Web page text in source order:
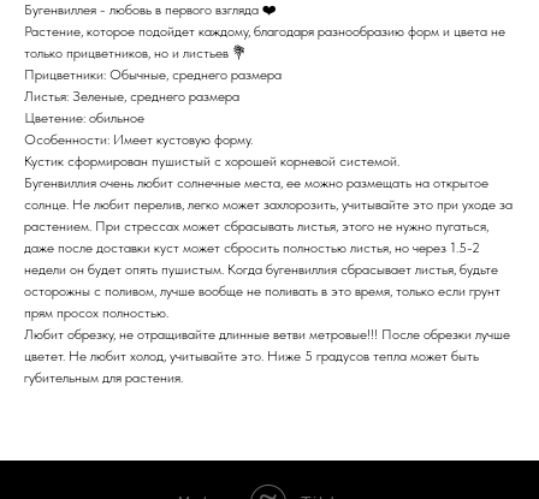
Бугенвиллея - любовь в первого взгляда ❤️
Растение, которое подойдет каждому, благодаря разнообразию форм и цвета не
только прицветников, но и листьев 💐
Прицветники: Обычные, среднего размера
Листья: Зеленые, среднего размера
Цветение: обильное
Особенности: Имеет кустовую форму.
Кустик сформирован пушистый с хорошей корневой системой.
Бугенвиллия очень любит солнечные места, ее можно размещать на открытое
солнце. Не любит перелив, легко может захлорозить, учитывайте это при уходе за
растением. При стрессах может сбрасывать листья, этого не нужно пугаться,
даже после доставки куст может сбросить полностью листья, но через 1.5-2
недели он будет опять пушистым. Когда бугенвиллия сбрасывает листья, будьте
осторожны с поливом, лучше вообще не поливать в это время, только если грунт
прям просох полностью.
Любит обрезку, не отращивайте длинные ветви метровые!!! После обрезки лучше
цветет. Не любит холод, учитывайте это. Ниже 5 градусов тепла может быть
губительным для растения.